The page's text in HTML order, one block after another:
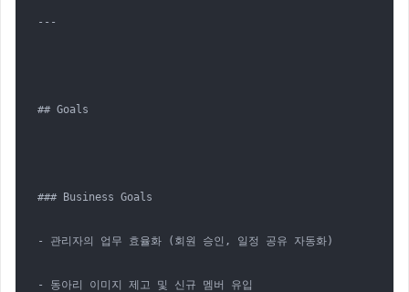
---
## Goals
### Business Goals
- 관리자의 업무 효율화 (회원 승인, 일정 공유 자동화)
- 동아리 이미지 제고 및 신규 멤버 유입